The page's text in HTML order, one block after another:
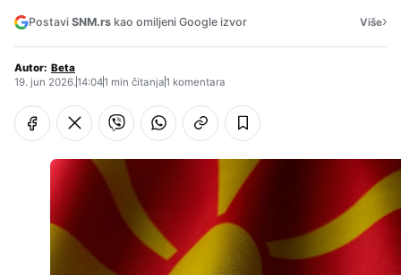
Postavi SNM.rs kao omiljeni Google izvor Više›
Autor: Beta
19. jun 2026.14:041 min čitanja1 komentara